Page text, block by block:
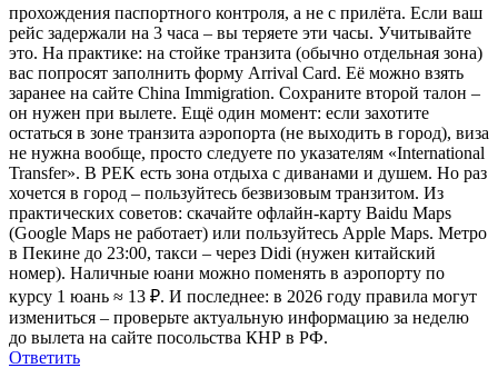
прохождения паспортного контроля, а не с прилёта. Если ваш
рейс задержали на 3 часа – вы теряете эти часы. Учитывайте
это. На практике: на стойке транзита (обычно отдельная зона)
вас попросят заполнить форму Arrival Card. Её можно взять
заранее на сайте China Immigration. Сохраните второй талон –
он нужен при вылете. Ещё один момент: если захотите
остаться в зоне транзита аэропорта (не выходить в город), виза
не нужна вообще, просто следуете по указателям «International
Transfer». В PEK есть зона отдыха с диванами и душем. Но раз
хочется в город – пользуйтесь безвизовым транзитом. Из
практических советов: скачайте офлайн-карту Baidu Maps
(Google Maps не работает) или пользуйтесь Apple Maps. Метро
в Пекине до 23:00, такси – через Didi (нужен китайский
номер). Наличные юани можно поменять в аэропорту по
курсу 1 юань ≈ 13 ₽. И последнее: в 2026 году правила могут
измениться – проверьте актуальную информацию за неделю
до вылета на сайте посольства КНР в РФ.
Ответить